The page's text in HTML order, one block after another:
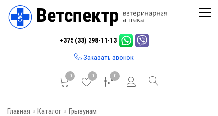
+375 (33) 398-11-13
Заказать звонок
0 0 0
Главная
Каталог
Бренды
Главная Каталог
Грызунам